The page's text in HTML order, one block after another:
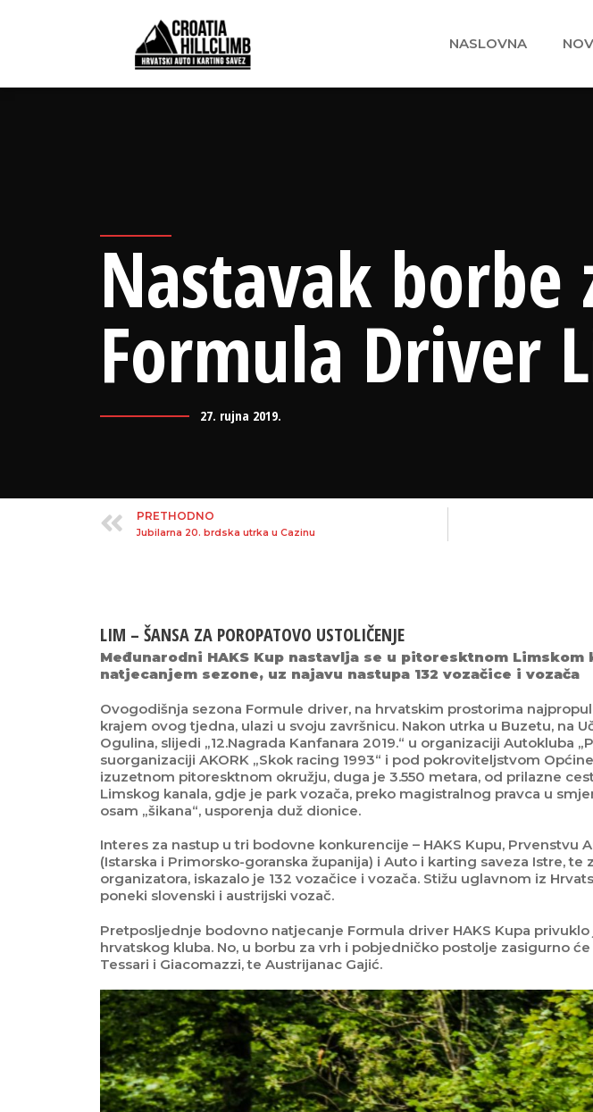
NASLOVNA
Nastavak borbe
Formula Driver
27. rujna 2019.
PRETHODNO
Jubilarna 20. brdska utrka u Cazinu
LIM – ŠANSA ZA POROPATOVO USTOLIČENJE
Međunarodni HAKS Kup nastavlja se u pitoresktnom Limskom
natjecanjem sezone, uz najavu nastupa 132 vozačice i vozača
Ovogodišnja sezona Formule driver, na hrvatskim prostorima
krajem ovog tjedna, ulazi u svoju završnicu. Nakon utrka u Buzetu, na
Ogulina, slijedi „12.Nagrada Kanfanara 2019.“ u organizaciji Autokluba
suorganizaciji AKORK „Skok racing 1993“ i pod pokroviteljstvom
izuzetnom pitoresktnom okružju, duga je 3.550 metara, od prilazne
Limskog kanala, gdje je park vozača, preko magistralnog pravca u
osam „šikana“, usporenja duž dionice.
Interes za nastup u tri bodovne konkurencije – HAKS Kupu, Prvenstvu
(Istarska i Primorsko-goranska županija) i Auto i karting saveza Istre, te
organizatora, iskazalo je 132 vozačice i vozača. Stižu uglavnom iz
poneki slovenski i austrijski vozač.
Pretposljednje bodovno natjecanje Formula driver HAKS Kupa privuklo
hrvatskog kluba. No, u borbu za vrh i pobjedničko postolje zasigurno
Tessari i Giacomazzi, te Austrijanac Gajić.